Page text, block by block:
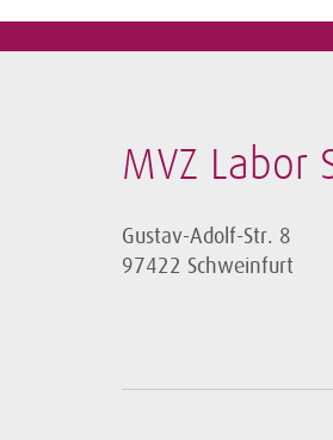
MVZ Labor
Gustav-Adolf-Str. 8
97422 Schweinfurt